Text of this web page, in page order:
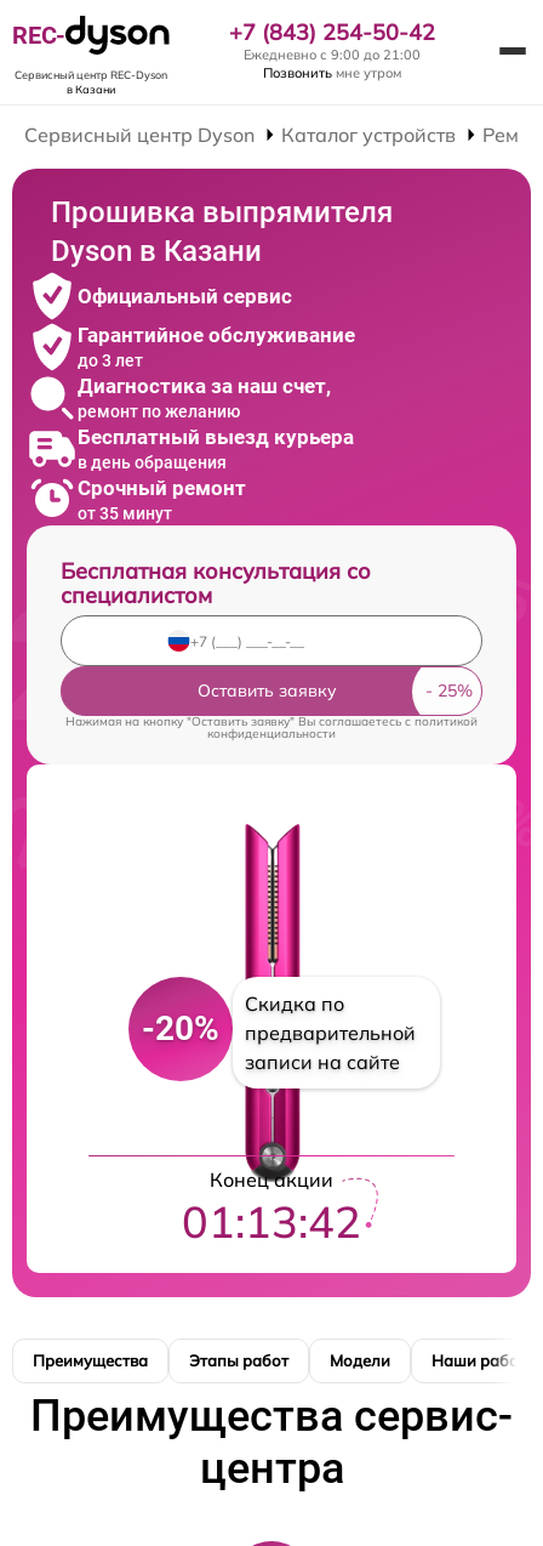
REC-
Сервисный центр REC-Dyson
в Казани
+7 (843) 254-50-42
Ежедневно с 9:00 до 21:00
Позвонить мне утром
Сервисный центр Dyson Каталог устройств
Прошивка выпрямителя
Dyson в Казани
Официальный сервис
Гарантийное обслуживание
до 3 лет
Диагностика за наш счет,
ремонт по желанию
Бесплатный выезд курьера
в день обращения
Срочный ремонт
от 35 минут
Бесплатная консультация со
специалистом
Оставить заявку
Нажимая на кнопку "Оставить заявку" Вы соглашаетесь cполитикой
конфиденциальности
-20%
Скидка по
предварительной
записи на сайте
Конец акции
01:13:42
Преимущества Этапы работ Модели Наши работы
Преимущества сервис-
центра